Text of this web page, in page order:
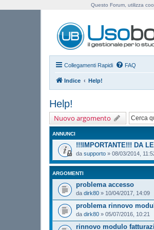
Collegamenti Rapidi FAQ
Indice Help!
Help!
Nuovo argomento
ANNUNCI
!!!IMPORTANTE!!! DA
da supporto » 08/03/2014,
ARGOMENTI
problema accesso
da dirk80 » 10/04/2017, 14:09
problema rinnovo
da dirk80 » 05/07/2016, 10:21
rinnovo modulo
Questo Forum, utilizza